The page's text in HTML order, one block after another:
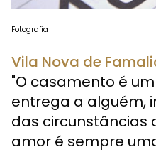
Fotografia
Vila Nova de
"O casamento é
entrega a alguém,
das circunstâncias
amor é sempre